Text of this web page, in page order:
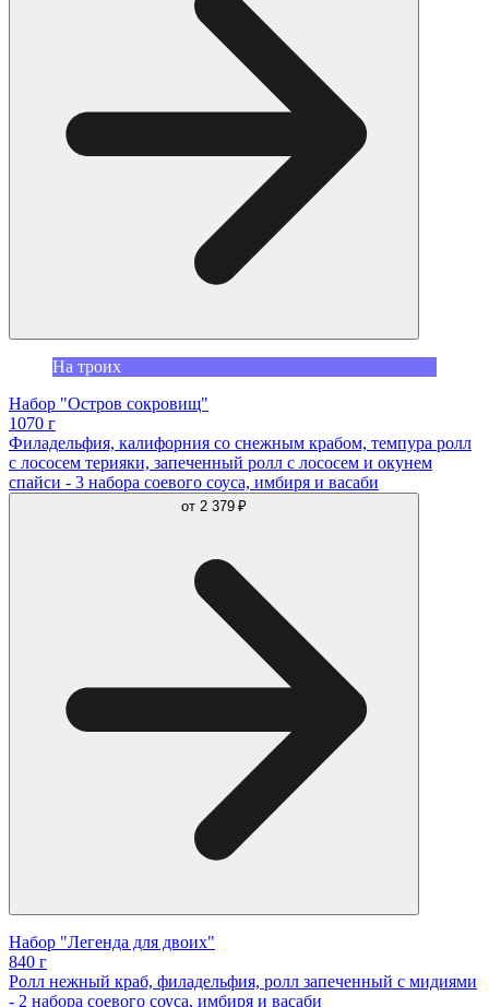
На троих
Набор "Остров сокровищ"
1070 г
Филадельфия, калифорния со снежным крабом, темпура ролл
с лососем терияки, запеченный ролл с лососем и окунем
спайси - 3 набора соевого соуса, имбиря и васаби
от 2 379 ₽
Набор "Легенда для двоих"
840 г
Ролл нежный краб, филадельфия, ролл запеченный с мидиями
- 2 набора соевого соуса, имбиря и васаби